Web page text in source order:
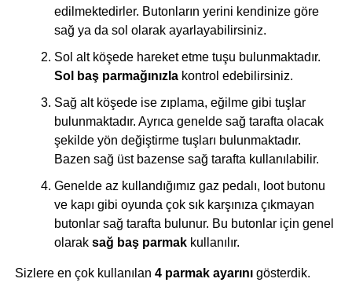
edilmektedirler. Butonların yerini kendinize göre
sağ ya da sol olarak ayarlayabilirsiniz.
Sol alt köşede hareket etme tuşu bulunmaktadır.
Sol baş parmağınızlakontrol edebilirsiniz.
Sağ alt köşede ise zıplama, eğilme gibi tuşlar
bulunmaktadır. Ayrıca genelde sağ tarafta olacak
şekilde yön değiştirme tuşları bulunmaktadır.
Bazen sağ üst bazense sağ tarafta kullanılabilir.
Genelde az kullandığımız gaz pedalı, loot butonu
ve kapı gibi oyunda çok sık karşınıza çıkmayan
butonlar sağ tarafta bulunur. Bu butonlar için genel
olarak sağ baş parmakkullanılır.
Sizlere en çok kullanılan 4 parmak ayarınıgösterdik.